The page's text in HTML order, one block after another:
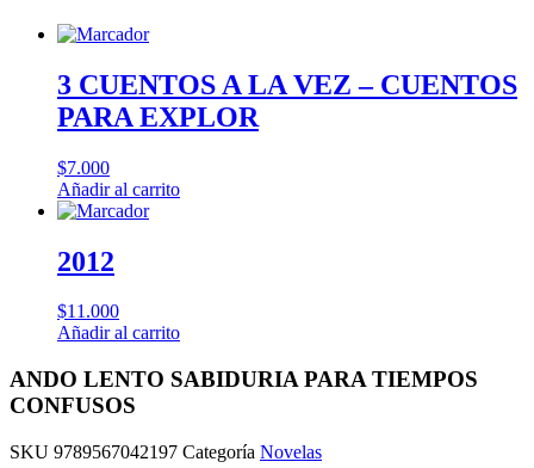
cantidad
3 CUENTOS A LA VEZ – CUENTOS
PARA EXPLOR
$7.000
Añadir al carrito
2012
$11.000
Añadir al carrito
ANDO LENTO SABIDURIA PARA TIEMPOS
CONFUSOS
SKU 9789567042197 Categoría Novelas